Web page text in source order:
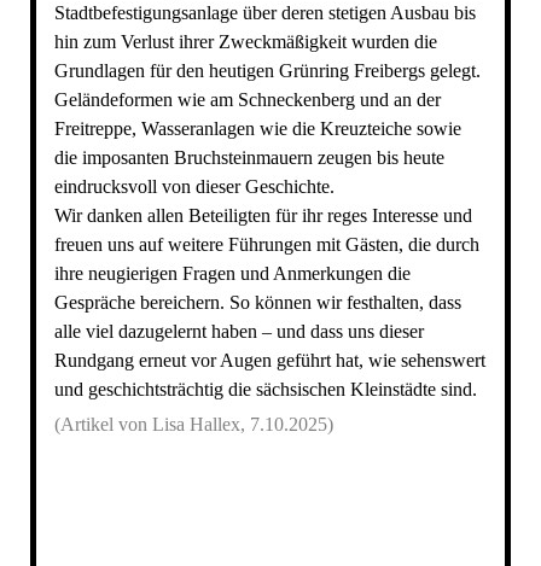
Stadtbefestigungsanlage über deren stetigen Ausbau bis
hin zum Verlust ihrer Zweckmäßigkeit wurden die
Grundlagen für den heutigen Grünring Freibergs gelegt.
Geländeformen wie am Schneckenberg und an der
Freitreppe, Wasseranlagen wie die Kreuzteiche sowie
die imposanten Bruchsteinmauern zeugen bis heute
eindrucksvoll von dieser Geschichte.
Wir danken allen Beteiligten für ihr reges Interesse und
freuen uns auf weitere Führungen mit Gästen, die durch
ihre neugierigen Fragen und Anmerkungen die
Gespräche bereichern. So können wir festhalten, dass
alle viel dazugelernt haben – und dass uns dieser
Rundgang erneut vor Augen geführt hat, wie sehenswert
und geschichtsträchtig die sächsischen Kleinstädte sind.
(Artikel von Lisa Hallex, 7.10.2025)